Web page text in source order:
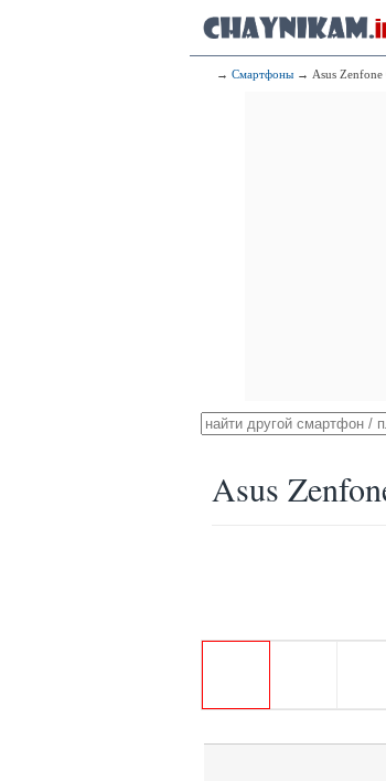
→ Смартфоны → Asus
Asus